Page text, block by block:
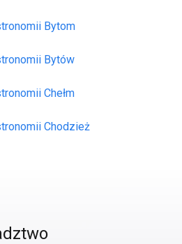
Bytom
Bytów
Chełm
Chodzież